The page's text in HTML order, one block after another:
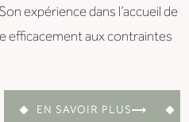
expérience dans l’accueil de
efficacement aux contraintes
EN SAVOIR PLUS